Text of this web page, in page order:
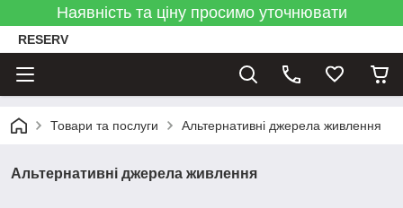
Наявність та ціну просимо уточнювати
RESERV
Товари та послуги Альтернативні джерела живлення
Альтернативні джерела живлення